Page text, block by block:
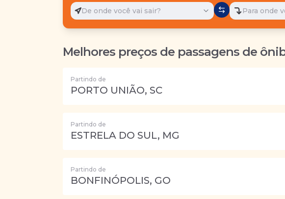
De onde você vai sair? Para onde
Melhores preços de passagens de
Partindo de
PORTO UNIÃO, SC
Partindo de
ESTRELA DO SUL, MG
Partindo de
BONFINÓPOLIS, GO